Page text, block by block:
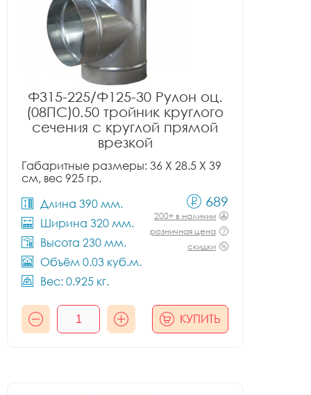
Ф315-225/Ф125-30 Рулон оц.
(08ПС)0.50 тройник круглого
сечения с круглой прямой
врезкой
Габаритные размеры: 36 X 28.5 X 39
см, вес 925 гр.
Длина 390 мм.
Ширина 320 мм.
Высота 230 мм.
Объём 0.03 куб.м.
Вес: 0.925 кг.
689
200+ в наличии
розничная цена
скидки
КУПИТЬ